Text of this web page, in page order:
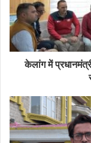
केलांग में